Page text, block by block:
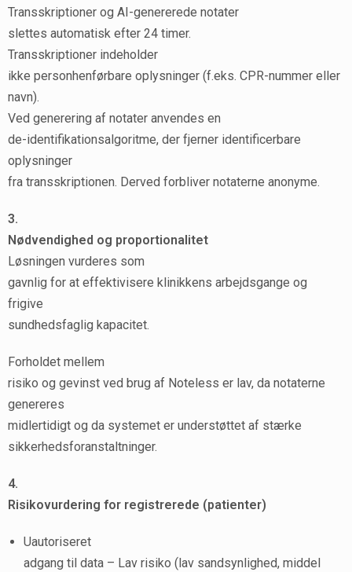
Transskriptioner og AI-genererede notater
slettes automatisk efter 24 timer.
Transskriptioner indeholder
ikke personhenførbare oplysninger (f.eks. CPR-nummer eller
navn).
Ved generering af notater anvendes en
de-identifikationsalgoritme, der fjerner identificerbare
oplysninger
fra transskriptionen. Derved forbliver notaterne anonyme.
3.
Nødvendighed og proportionalitet
Løsningen vurderes som
gavnlig for at effektivisere klinikkens arbejdsgange og
frigive
sundhedsfaglig kapacitet.
Forholdet mellem
risiko og gevinst ved brug af Noteless er lav, da notaterne
genereres
midlertidigt og da systemet er understøttet af stærke
sikkerhedsforanstaltninger.
4.
Risikovurdering for registrerede (patienter)
Uautoriseret
adgang til data – Lav risiko (lav sandsynlighed, middel